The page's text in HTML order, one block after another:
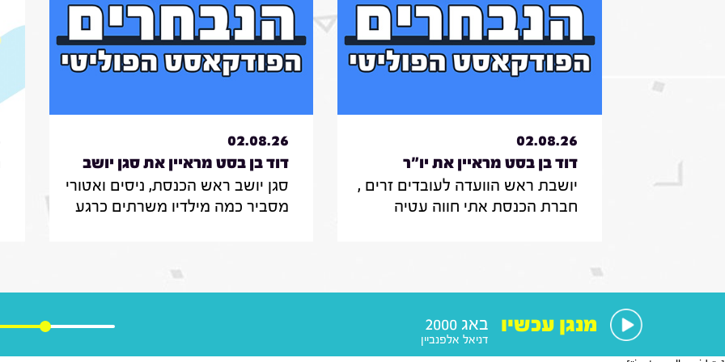
02.08.26
דוד בן בסט מראיין את יו"ר
הוועדה לעובדים זרים , חברת
הכנסת אתי חווה עטיה|31.7.26
יושבת ראש הוועדה לעובדים זרים ,
חברת הכנסת אתי חווה עטיה
זר בסיעוד לבני 85 ומעלה ומה מניע
02.08.26
דוד בן בסט מראיין את סגן יושב
ראש הכנסת, ניסים
ואטורי|31.7.26
סגן יושב ראש הכנסת, ניסים ואטורי
מסביר כמה מילדיו משרתים כרגע
חרדים ואיזה שר הוא רוצה להיות
בממשלה הבאה
מנגן עכשיו באג 2000
דניאל אלפנביין